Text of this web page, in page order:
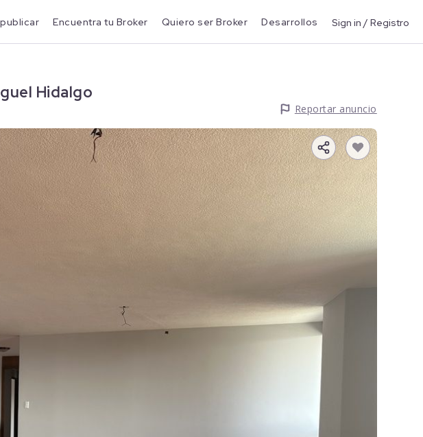
Encuentra tu Broker Quiero ser Broker Desarrollos Sign in / Registro
Hidalgo
Reportar anuncio